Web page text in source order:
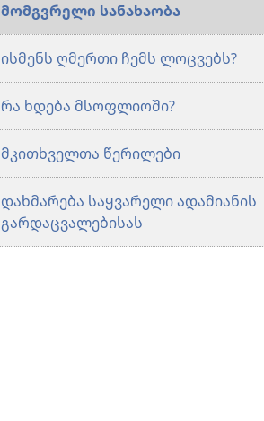
მომგვრელი სანახაობა
ისმენს ღმერთი ჩემს ლოცვებს?
რა ხდება მსოფლიოში?
მკითხველთა წერილები
დახმარება საყვარელი ადამიანის
გარდაცვალებისას